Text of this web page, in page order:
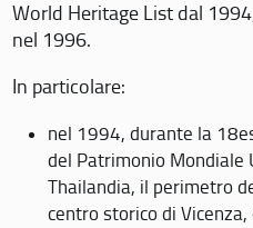
World Heritage List dal
nel 1996.
In particolare:
nel 1994, durante la
del Patrimonio Mondiale
Thailandia, il perimetro
centro storico di